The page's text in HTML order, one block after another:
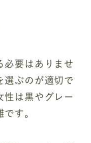
必要はありませ
選ぶのが適切で
性は黒やグレー
す。